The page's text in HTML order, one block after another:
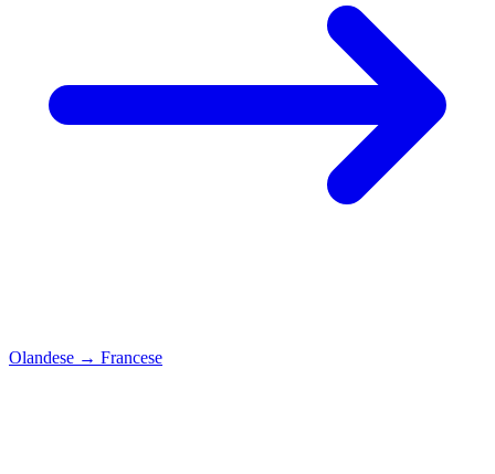
Olandese → Francese